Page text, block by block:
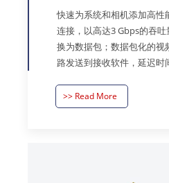
快速为系统和相机添加高性
连接，以高达3 Gbps的吞
换为数据包；数据包化的视
路发送到接收软件，延迟时
>> Read More